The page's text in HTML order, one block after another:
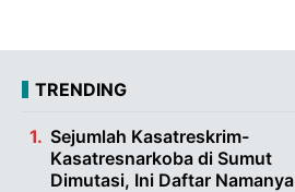
TRENDING
Sejumlah Kasatreskrim-
Kasatresnarkoba di Sumut
Dimutasi, Ini Daftar Namanya